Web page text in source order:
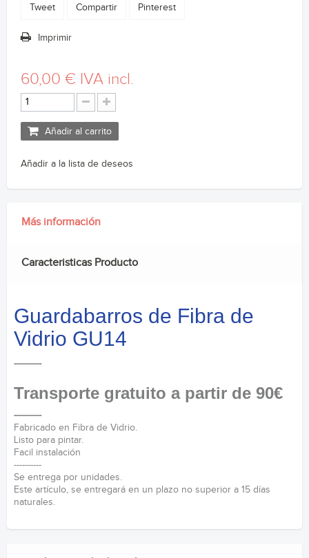
Tweet Compartir Pinterest
Imprimir
60,00 € IVA incl.
Añadir al carrito
Añadir a la lista de deseos
Más información
Caracteristicas Producto
Guardabarros de Fibra de
Vidrio GU14
----------
Transporte gratuito a partir de 90€
----------
Fabricado en Fibra de Vidrio.
Listo para pintar.
Facil instalación
----------
Se entrega por unidades.
Este artículo, se entregará en un plazo no superior a 15 días
naturales.